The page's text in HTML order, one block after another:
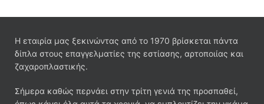
Η εταιρία μας ξεκινώντας από το 1970 βρίσκεται πάντα
δίπλα στους επαγγελματίες της εστίασης, αρτοποιίας και
ζαχαροπλαστικής.
Σήμερα καθώς περνάει στην τρίτη γενιά της προσπαθεί,